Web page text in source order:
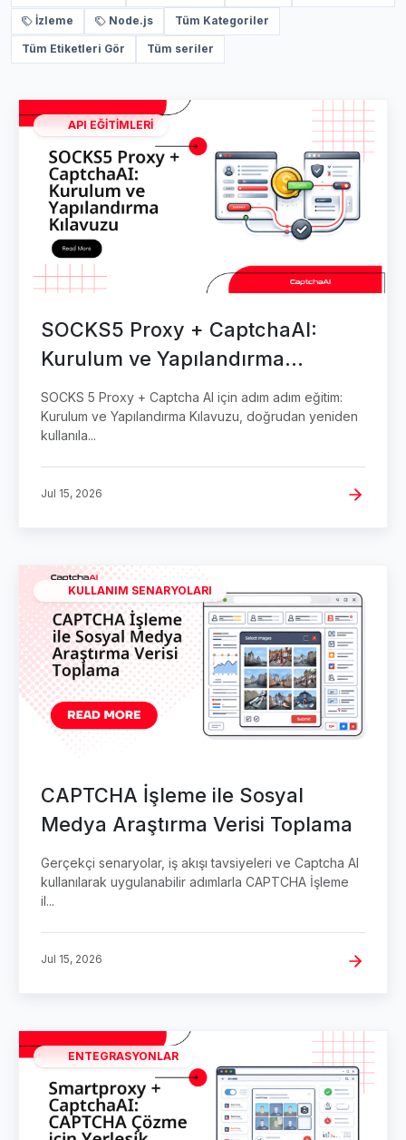
İzleme Node.js Tüm Kategoriler
Tüm Etiketleri Gör Tüm seriler
API EĞITIMLERI
SOCKS5 Proxy + CaptchaAI:
Kurulum ve Yapılandırma
Kılavuzu
SOCKS 5 Proxy + Captcha AI için adım adım eğitim:
Kurulum ve Yapılandırma Kılavuzu, doğrudan yeniden
kullanıla...
Jul 15, 2026
KULLANIM SENARYOLARI
CAPTCHA İşleme ile Sosyal
Medya Araştırma Verisi Toplama
Gerçekçi senaryolar, iş akışı tavsiyeleri ve Captcha AI
kullanılarak uygulanabilir adımlarla CAPTCHA İşleme
il...
Jul 15, 2026
ENTEGRASYONLAR